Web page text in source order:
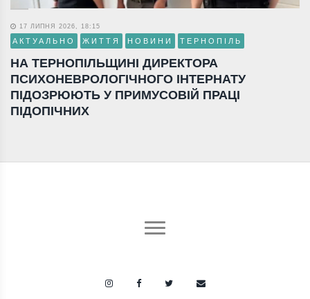
17 ЛИПНЯ 2026, 18:15
АКТУАЛЬНО ЖИТТЯ НОВИНИ ТЕРНОПІЛЬ
НА ТЕРНОПІЛЬЩИНІ ДИРЕКТОРА
ПСИХОНЕВРОЛОГІЧНОГО ІНТЕРНАТУ
ПІДОЗРЮЮТЬ У ПРИМУСОВІЙ ПРАЦІ
ПІДОПІЧНИХ